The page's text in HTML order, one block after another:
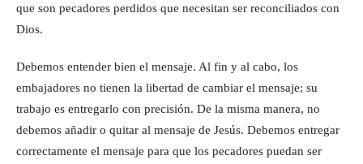
que son pecadores perdidos que necesitan ser reconciliados con
Dios.
Debemos entender bien el mensaje. Al fin y al cabo, los
embajadores no tienen la libertad de cambiar el mensaje; su
trabajo es entregarlo con precisión. De la misma manera, no
debemos añadir o quitar al mensaje de Jesús. Debemos entregar
correctamente el mensaje para que los pecadores puedan ser